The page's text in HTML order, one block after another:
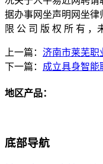
据办事网坐声明网坐律
限 公 司 版 权 所 有 ，
上一篇： 济南市莱芜职
下一篇： 成立具身智能
地区产品：
底部导航